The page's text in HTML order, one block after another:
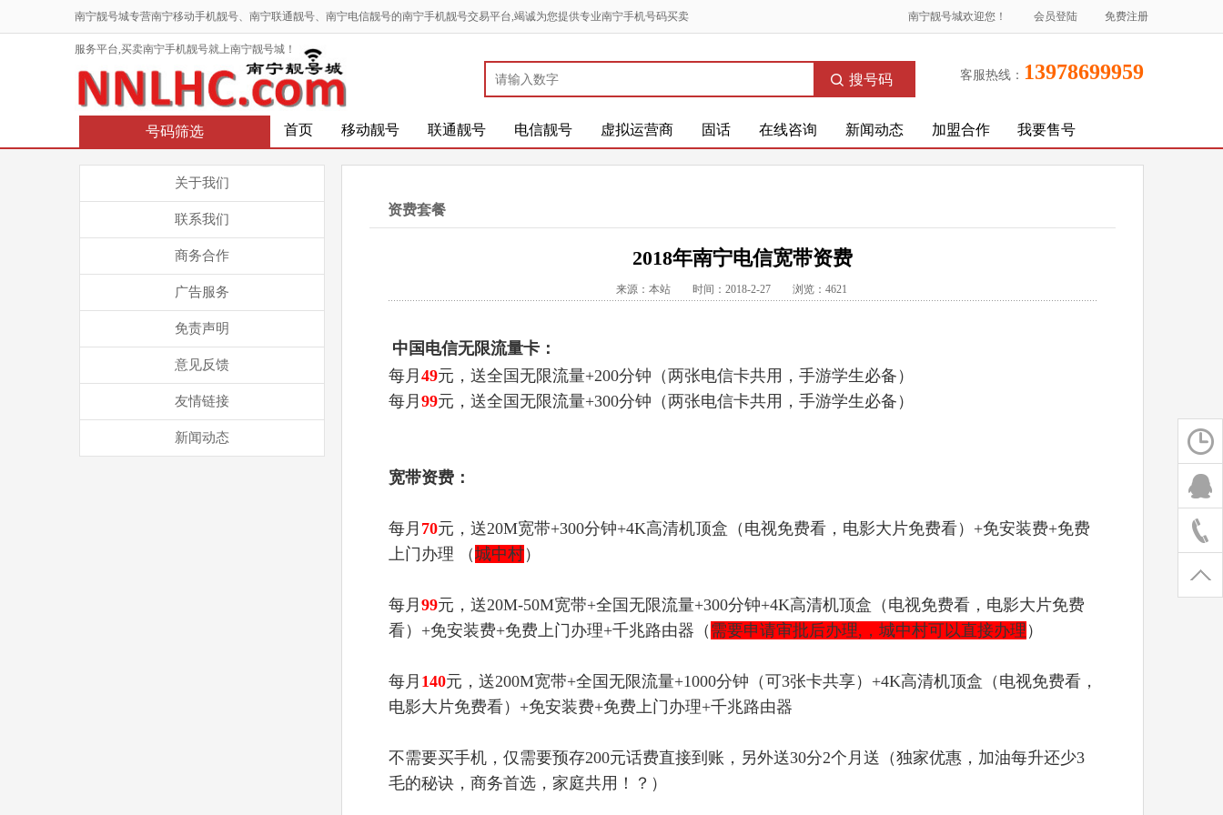
南宁靓号城欢迎您！ 会员登陆 免费注册
南宁靓号城专营南宁移动手机靓号、南宁联通靓号、南宁电信靓号的南宁手机靓号交易平台,竭诚为您提供专业南宁手机号码买卖
服务平台,买卖南宁手机靓号就上南宁靓号城！
搜号码 客服热线： 13978699959
号码筛选 首页 移动靓号 联通靓号 电信靓号 虚拟运营商 固话 在线咨询 新闻动态 加盟合作 我要售号
关于我们
联系我们
商务合作
广告服务
免责声明
意见反馈
友情链接
新闻动态
资费套餐
2018年南宁电信宽带资费
来源：本站 时间：2018-2-27 浏览：4621
​中国电信无限流量卡：
每月 49元，送全国无限流量+200分钟（两张电信卡共用，手游学生必备）
每月 99元，送全国无限流量+300分钟（两张电信卡共用，手游学生必备）
宽带资费：
每月 70元，送20M宽带+300分钟+4K高清机顶盒（电视免费看，电影大片免费看）+免安装费+免费
上门办理 （城中村）
每月 99元，送20M-50M宽带+全国无限流量+300分钟+4K高清机顶盒（电视免费看，电影大片免费
看）+免安装费+免费上门办理+千兆路由器（ 需要申请审批后办理,，城中村可以直接办理 ）
每月 140元，送200M宽带+全国无限流量+1000分钟（可3张卡共享）+4K高清机顶盒（电视免费看，
电影大片免费看）+免安装费+免费上门办理+千兆路由器
不需要买手机，仅需要预存200元话费直接到账，另外送30分2个月送（独家优惠，加油每升还少3
毛的秘诀，商务首选，家庭共用！？）